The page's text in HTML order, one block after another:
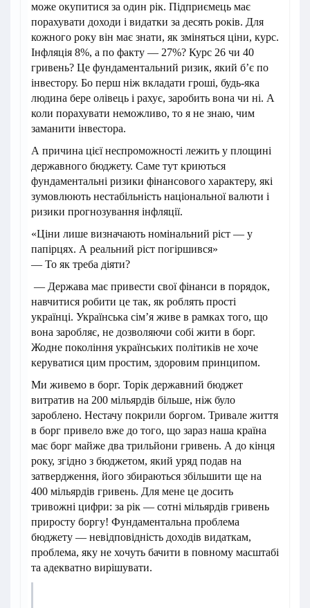
може окупитися за один рік. Підприємець має
порахувати доходи і видатки за десять років. Для
кожного року він має знати, як зміняться ціни, курс.
Інфляція 8%, а по факту — 27%? Курс 26 чи 40
гривень? Це фундаментальний ризик, який б’є по
інвестору. Бо перш ніж вкладати гроші, будь-яка
людина бере олівець і рахує, заробить вона чи ні. А
коли порахувати неможливо, то я не знаю, чим
заманити інвестора.
А причина цієї неспроможності лежить у площині
державного бюджету. Саме тут криються
фундаментальні ризики фінансового характеру, які
зумовлюють нестабільність національної валюти і
ризики прогнозування інфляції.
«Ціни лише визначають номінальний ріст — у
папірцях. А реальний ріст погіршився»
— То як треба діяти?
— Держава має привести свої фінанси в порядок,
навчитися робити це так, як роблять прості
українці. Українська сім’я живе в рамках того, що
вона заробляє, не дозволяючи собі жити в борг.
Жодне покоління українських політиків не хоче
керуватися цим простим, здоровим принципом.
Ми живемо в борг. Торік державний бюджет
витратив на 200 мільярдів більше, ніж було
зароблено. Нестачу покрили боргом. Тривале життя
в борг привело вже до того, що зараз наша країна
має борг майже два трильйони гривень. А до кінця
року, згідно з бюджетом, який уряд подав на
затвердження, його збираються збільшити ще на
400 мільярдів гривень. Для мене це досить
тривожні цифри: за рік — сотні мільярдів гривень
приросту боргу! Фундаментальна проблема
бюджету — невідповідність доходів видаткам,
проблема, яку не хочуть бачити в повному масштабі
та адекватно вирішувати.